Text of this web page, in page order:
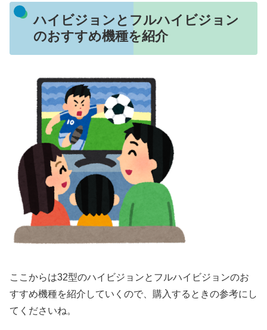
ハイビジョンとフルハイビジョン
のおすすめ機種を紹介
ここからは32型のハイビジョンとフルハイビジョンのお
すすめ機種を紹介していくので、購入するときの参考にし
てくださいね。